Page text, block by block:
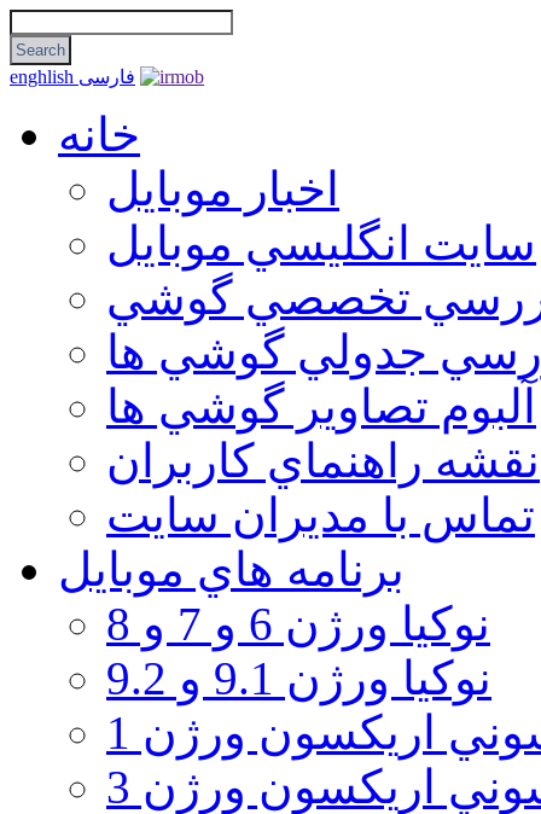
enghlish فارسی
خانه
اخبار موبایل
سايت انگليسي موبايل
تخصصي گوشي
جدولي گوشي ها
آلبوم تصاوير گوشي ها
نقشه راهنماي كاربران
تماس با مديران سايت
برنامه هاي موبايل
نوکیا ورژن 6 و 7 و 8
نوکیا ورژن 9.1 و 9.2
اريكسون ورژن 1
اريكسون ورژن 3